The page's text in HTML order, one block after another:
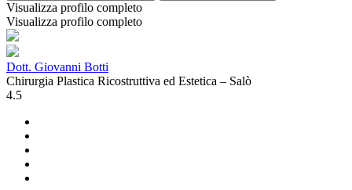
Visualizza profilo completo
Visualizza profilo completo
Dott. Giovanni Botti
Chirurgia Plastica Ricostruttiva ed Estetica – Salò
4.5